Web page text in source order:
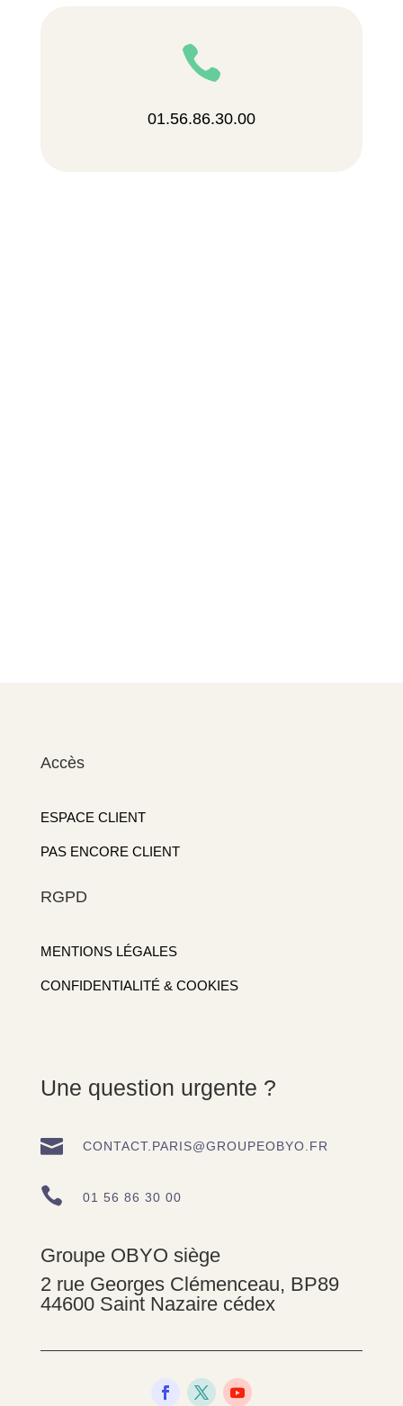

01.56.86.30.00
Accès
ESPACE CLIENT
PAS ENCORE CLIENT
RGPD
MENTIONS LÉGALES
CONFIDENTIALITÉ & COOKIES
Une question urgente ?
 CONTACT.PARIS@GROUPEOBYO.FR
 01 56 86 30 00
Groupe OBYO siège
2 rue Georges Clémenceau, BP89
44600 Saint Nazaire cédex